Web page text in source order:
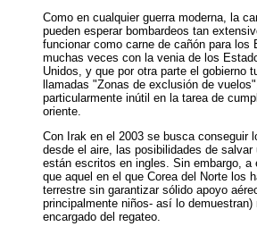
Como en cualquier guerra moderna, la
pueden esperar bombardeos tan
funcionar como carne de cañón para
muchas veces con la venia de los
Unidos, y que por otra parte el gobierno
llamadas "Zonas de exclusión de
particularmente inútil en la tarea de
oriente.
Con Irak en el 2003 se busca conseguir
desde el aire, las posibilidades de
están escritos en ingles. Sin embargo,
que aquel en el que Corea del Norte los
terrestre sin garantizar sólido apoyo
principalmente niños- así lo
encargado del regateo.